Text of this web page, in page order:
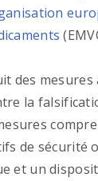
des mesures
la
de sécurité
et un